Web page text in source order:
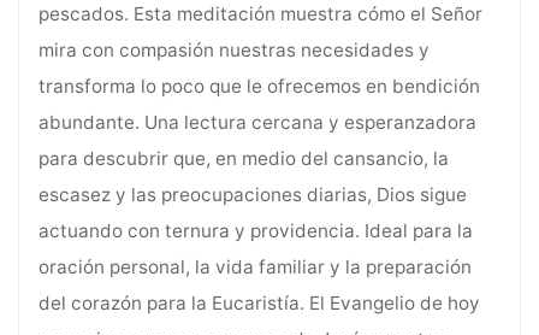
pescados. Esta meditación muestra cómo el Señor
mira con compasión nuestras necesidades y
transforma lo poco que le ofrecemos en bendición
abundante. Una lectura cercana y esperanzadora
para descubrir que, en medio del cansancio, la
escasez y las preocupaciones diarias, Dios sigue
actuando con ternura y providencia. Ideal para la
oración personal, la vida familiar y la preparación
del corazón para la Eucaristía. El Evangelio de hoy